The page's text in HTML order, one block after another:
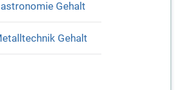
Gehalt
Gehalt